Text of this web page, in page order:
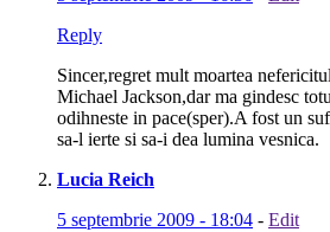
Reply
Sincer,regret mult moartea
Michael Jackson,dar ma gindesc
odihneste in pace(sper).A fost un
sa-l ierte si sa-i dea lumina vesnica.
Lucia Reich
5 septembrie 2009 - 18:04 - Edit